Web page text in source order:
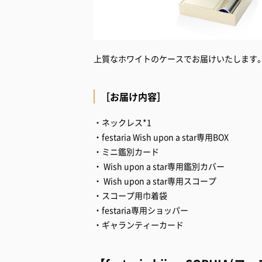
上質なホワイトのケースでお届けいたします
［お届け内容］
・ネックレス*1
・festaria Wish upon a star専用BOX
・ミニ鑑別カード
・ Wish upon a star専用鑑別カバー
・ Wish upon a star専用スコープ
・スコープ用巾着袋
・festaria専用ショッパー
・ギャランティーカード